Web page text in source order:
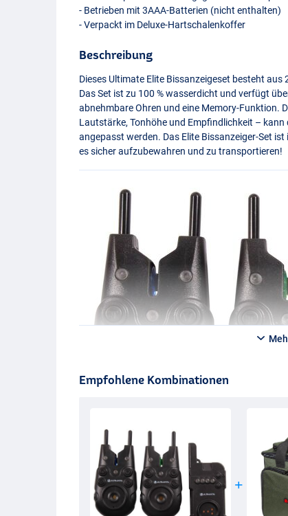
- Betrieben mit 3AAA-Batterien (nicht enthalten)
- Verpackt im Deluxe-Hartschalenkoffer
Beschreibung
Dieses Ultimate Elite Bissanzeigeset besteht
Das Set ist zu 100 % wasserdicht und verfügt
abnehmbare Ohren und eine Memory-Funktion.
Lautstärke, Tonhöhe und Empfindlichkeit –
angepasst werden. Das Elite Bissanzeiger-Set
es sicher aufzubewahren und zu transportieren!
Empfohlene Kombinationen